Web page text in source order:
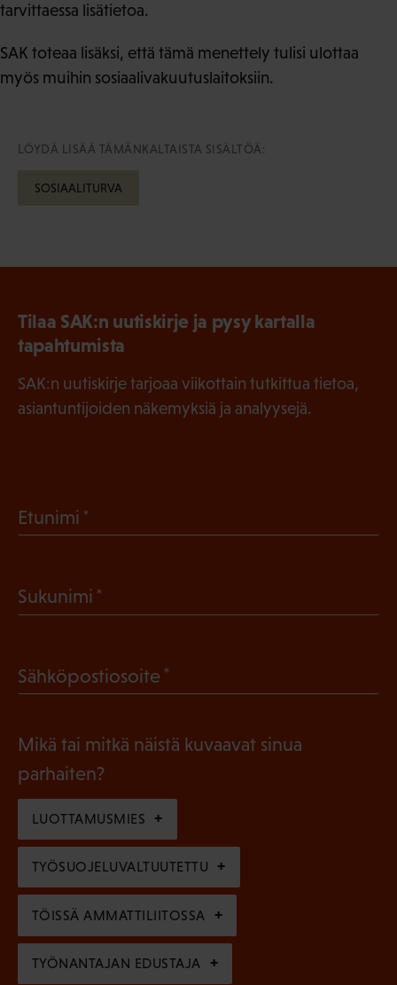
tarvittaessa lisätietoa.
SAK toteaa lisäksi, että tämä menettely tulisi ulottaa
myös muihin sosiaalivakuutuslaitoksiin.
LÖYDÄ LISÄÄ TÄMÄNKALTAISTA SISÄLTÖÄ:
SOSIAALITURVA
Tilaa SAK:n uutiskirje ja pysy kartalla
tapahtumista
SAK:n uutiskirje tarjoaa viikottain tutkittua tietoa,
asiantuntijoiden näkemyksiä ja analyysejä.
Etunimi
l
n
e
)
Sukunimi
P
k
l
i
n
e
n
)
Sähköpostiosoite
l
i
n
e
n
Mikä tai mitkä näistä kuvaavat sinua
parhaiten?
LUOTTAMUSMIES
TYÖSUOJELUVALTUUTETTU
TÖISSÄ AMMATTILIITOSSA
TYÖNANTAJAN EDUSTAJA